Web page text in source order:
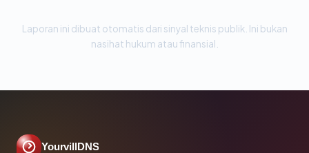
Laporan ini dibuat otomatis dari sinyal teknis publik. Ini bukan
nasihat hukum atau finansial.
YourvillDNS